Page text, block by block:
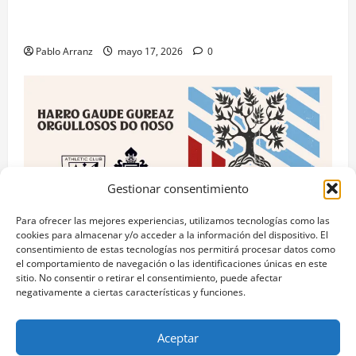
Gestionar consentimiento
Para ofrecer las mejores experiencias, utilizamos tecnologías como las
cookies para almacenar y/o acceder a la información del dispositivo. El
consentimiento de estas tecnologías nos permitirá procesar datos como
el comportamiento de navegación o las identificaciones únicas en este
sitio. No consentir o retirar el consentimiento, puede afectar
negativamente a ciertas características y funciones.
Aceptar
Pablo Arranz mayo 17, 2026 0
RC Celta
Celta y Athletic Club unidos por el “Día das Letras
mayo 17, 2026